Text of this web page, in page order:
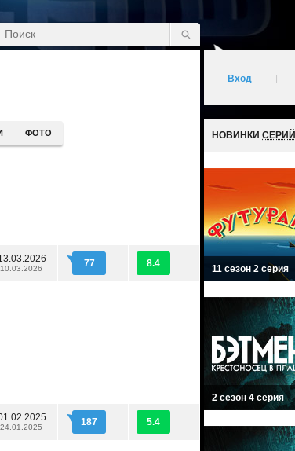
ФОТО
77 8.4
187 5.4
Вход
НОВИНКИ СЕРИЙ
11 сезон 2 серия
2 сезон 4 серия